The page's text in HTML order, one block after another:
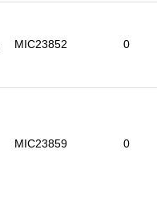
MIC23852 0
MIC23859 0